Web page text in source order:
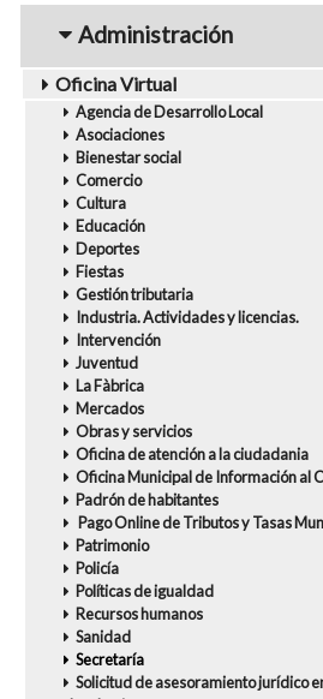
navigation1
Administración
Oficina Virtual
Agencia de Desarrollo Local
Asociaciones
Bienestar social
Comercio
Cultura
Educación
Deportes
Fiestas
Gestión tributaria
Industria. Actividades y licencias.
Intervención
Juventud
La Fàbrica
Mercados
Obras y servicios
Oficina de atención a la ciudadania
Oficina Municipal de Información al
Padrón de habitantes
Pago Online de Tributos y Tasas
Patrimonio
Policía
Políticas de igualdad
Recursos humanos
Sanidad
Secretaría
Solicitud de asesoramiento jurídico